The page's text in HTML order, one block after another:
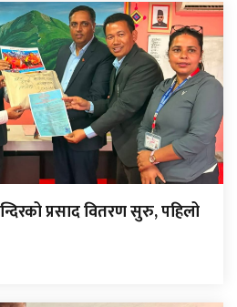
प्रसाद वितरण सुरु, पहिलो